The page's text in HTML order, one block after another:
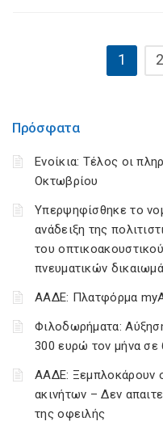
1 2
Πρόσφατα
Ενοίκια: Τέλος οι
Οκτωβρίου
Υπερψηφίσθηκε το
ανάδειξη της
του
πνευματικών
ΑΑΔΕ: Πλατφόρμα
Φιλοδωρήματα:
300 ευρώ τον μήνα σε
ΑΑΔΕ: Ξεμπλοκάρουν
ακινήτων – Δεν
της οφειλής